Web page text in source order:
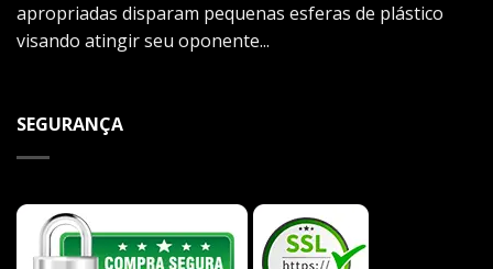
apropriadas disparam pequenas esferas de plástico
visando atingir seu oponente...
SEGURANÇA